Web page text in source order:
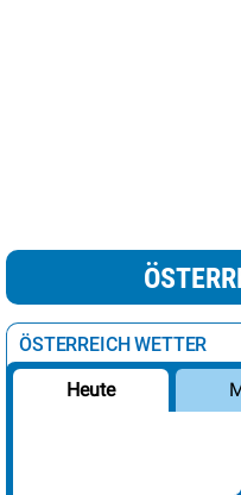
ÖSTERREICH WETTER
Heute